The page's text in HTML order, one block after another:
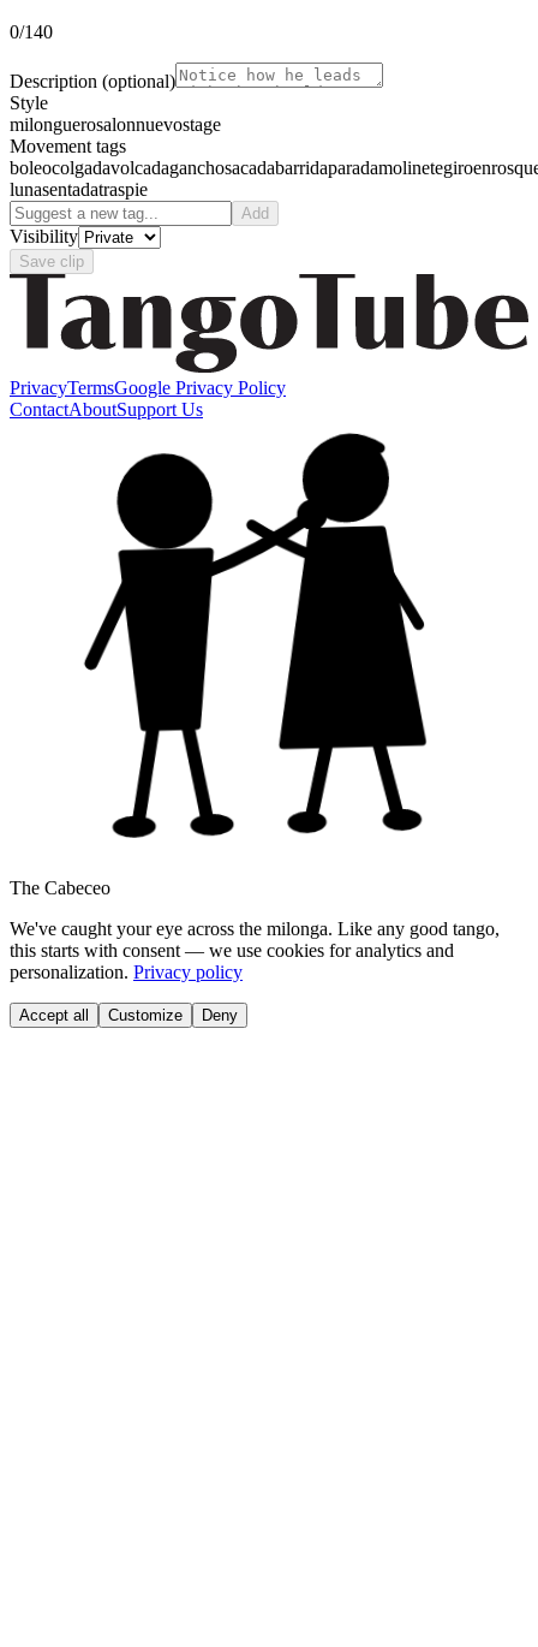
0/140
Description (optional)
Style
milonguerosalonnuevostage
Movement tags
boleocolgadavolcadaganchosacadabarridaparadamolinetegiro
lunasentadatraspie
Add
Visibility
Save clip
PrivacyTermsGoogle Privacy Policy
ContactAboutSupport Us
The Cabeceo
We've caught your eye across the milonga. Like any good tango,
this starts with consent — we use cookies for analytics and
personalization. Privacy policy
Accept all Customize Deny